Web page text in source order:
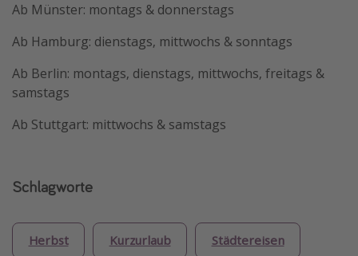
Ab Münster: montags & donnerstags
Ab Hamburg: dienstags, mittwochs & sonntags
Ab Berlin: montags, dienstags, mittwochs, freitags &
samstags
Ab Stuttgart: mittwochs & samstags
Schlagworte
Herbst Kurzurlaub Städtereisen